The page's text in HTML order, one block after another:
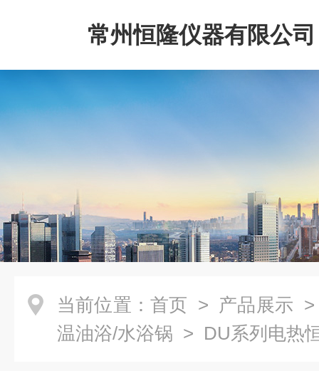
常州恒隆仪器有限公司
当前位置： 首页 > 产品展示
温油浴/水浴锅 > DU系列电热